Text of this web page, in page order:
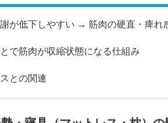
が低下しやすい → 筋肉の硬直・痺れ
で筋肉が収縮状態になる仕組み
との関連